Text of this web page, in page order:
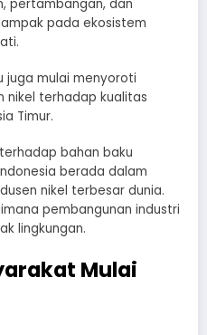
pertambangan, dan
pada ekosistem
juga mulai menyoroti
nikel terhadap kualitas
Timur.
bahan baku
berada dalam
nikel terbesar dunia.
pembangunan industri
lingkungan.
Mulai